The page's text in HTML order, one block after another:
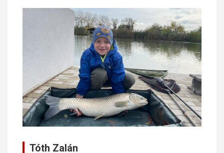
Tóth Zalán